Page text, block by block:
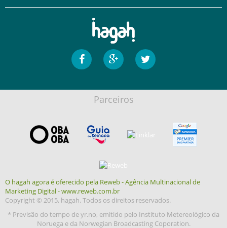
Parceiros
O hagah agora é oferecido pela Reweb - Agência Multinacional de
Marketing Digital - www.reweb.com.br
Copyright © 2015, hagah. Todos os direitos reservados.
* Previsão do tempo de yr.no, emitido pelo Instituto Metereológico da
Noruega e da Norwegian Broadcasting Coporation.